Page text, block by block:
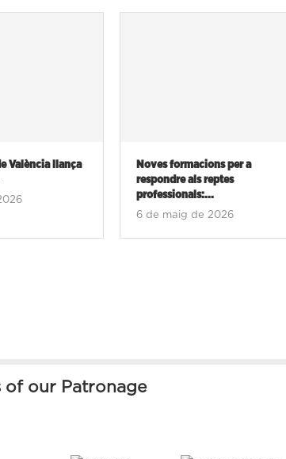
València llança
Noves formacions per a
respondre als reptes
professionals:...
6 de maig de 2026
of our Patronage